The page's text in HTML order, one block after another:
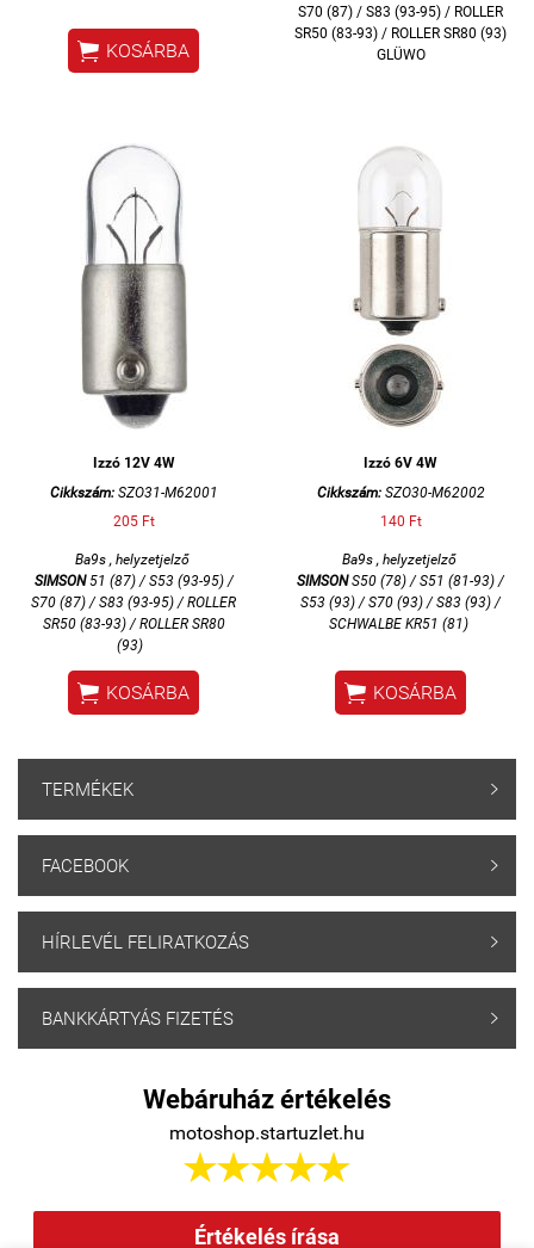
 KOSÁRBA
S70 (87) / S83 (93-95) / ROLLER
SR50 (83-93) / ROLLER SR80 (93)
GLÜWO
Izzó 12V 4W
Cikkszám:SZO31-M62001
205 Ft
Ba9s , helyzetjelző
SIMSON51 (87) / S53 (93-95) /
S70 (87) / S83 (93-95) / ROLLER
SR50 (83-93) / ROLLER SR80
(93)
 KOSÁRBA
Izzó 6V 4W
Cikkszám:SZO30-M62002
140 Ft
Ba9s , helyzetjelző
SIMSONS50 (78) / S51 (81-93) /
S53 (93) / S70 (93) / S83 (93) /
SCHWALBE KR51 (81)
 KOSÁRBA
TERMÉKEK 
FACEBOOK 
HÍRLEVÉL FELIRATKOZÁS 
BANKKÁRTYÁS FIZETÉS 
Webáruház értékelés
motoshop.startuzlet.hu

Értékelés írása